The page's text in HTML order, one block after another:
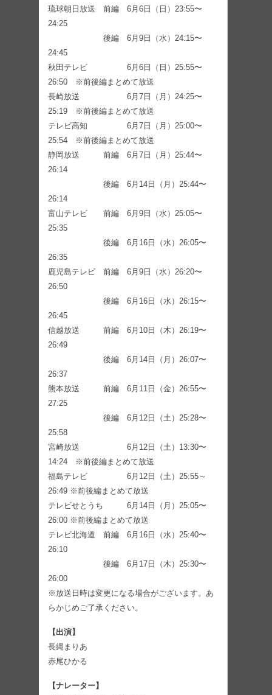
琉球朝日放送 前編 6月6日（日）23:55〜
24:25
後編 6月9日（水）24:15〜
24:45
秋田テレビ 6月6日（日）25:55〜
26:50 ※前後編まとめて放送
長崎放送 6月7日（月）24:25〜
25:19 ※前後編まとめて放送
テレビ高知 6月7日（月）25:00〜
25:54 ※前後編まとめて放送
静岡放送 前編 6月7日（月）25:44〜
26:14
後編 6月14日（月）25:44〜
26:14
富山テレビ 前編 6月9日（水）25:05〜
25:35
後編 6月16日（水）26:05〜
26:35
鹿児島テレビ 前編 6月9日（水）26:20〜
26:50
後編 6月16日（水）26:15〜
26:45
信越放送 前編 6月10日（木）26:19〜
26:49
後編 6月14日（月）26:07〜
26:37
熊本放送 前編 6月11日（金）26:55〜
27:25
後編 6月12日（土）25:28〜
25:58
宮崎放送 6月12日（土）13:30〜
14:24 ※前後編まとめて放送
福島テレビ 6月12日（土）25:55～
26:49 ※前後編まとめて放送
テレビせとうち 6月14日（月）25:05〜
26:00 ※前後編まとめて放送
テレビ北海道 前編 6月16日（水）25:40〜
26:10
後編 6月17日（木）25:30〜
26:00
※放送日時は変更になる場合がございます。あ
らかじめご了承ください。
【出演】
長縄まりあ
赤尾ひかる
【ナレーター】